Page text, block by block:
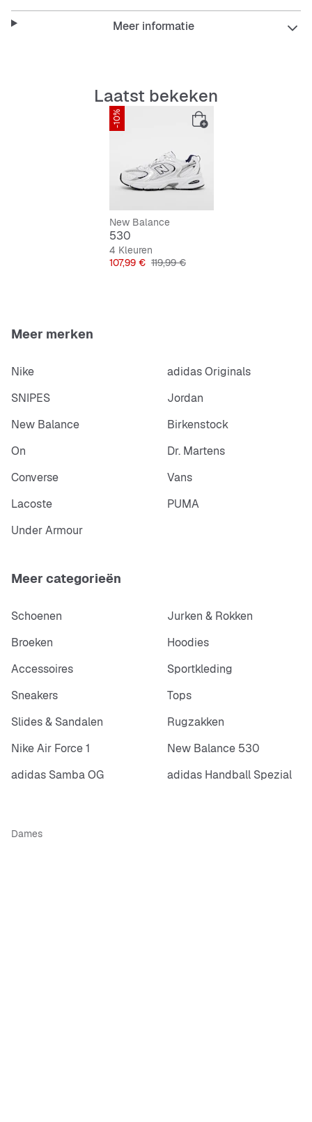
Deze New Balance 530 geeft je een frisse, sportieve
voor fris draagcomfort
Schokdempende elementen voor perfecte steun
Duurzame, slijtvaste buitenzool voor straatklare
Strak, stijlvol ontwerp zonder hak voor een relaxte
Meer informatie
Laatst bekeken
-10%
New Balance
530
4 Kleuren
Prijs
107,99 € Originele Prijs
119,99 €
Meer merken
Nike
adidas Originals
SNIPES
Jordan
New Balance
Birkenstock
On
Dr. Martens
Converse
Vans
Lacoste
PUMA
Under Armour
Meer categorieën
Schoenen
Jurken & Rokken
Broeken
Hoodies
Accessoires
Sportkleding
Sneakers
Tops
Slides & Sandalen
Rugzakken
Nike Air Force 1
New Balance 530
adidas Samba OG
adidas Handball Spezial
Dames